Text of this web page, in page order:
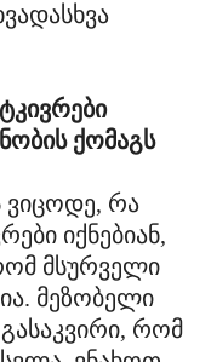
ქომაგს
ვიცოდე, რა
იქნებიან,
მსურველი
მეზობელი
რომ